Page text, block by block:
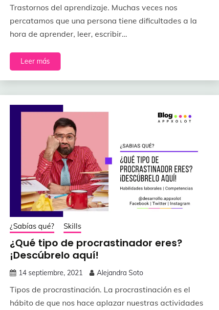
Trastornos del aprendizaje. Muchas veces nos
percatamos que una persona tiene dificultades a la
hora de aprender, leer, escribir…
Leer más
¿Sabías qué? Skills
¿Qué tipo de procrastinador eres?
¡Descúbrelo aquí!
14 septiembre, 2021 Alejandra Soto
Tipos de procrastinación. La procrastinación es el
hábito de que nos hace aplazar nuestras actividades